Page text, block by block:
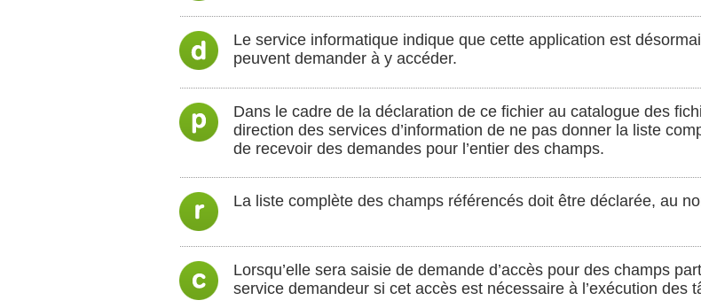
Le service informatique indique que cette application est
peuvent demander à y accéder.
Dans le cadre de la déclaration de ce fichier au catalogue des
direction des services d’information de ne pas donner la liste
de recevoir des demandes pour l’entier des champs.
La liste complète des champs référencés doit être déclarée, au
Lorsqu’elle sera saisie de demande d’accès pour des champs
service demandeur si cet accès est nécessaire à l’exécution des